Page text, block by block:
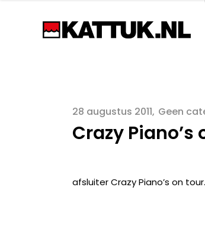
28 augustus 2011 Geen
Crazy
afsluiter Crazy Piano’s on tour.